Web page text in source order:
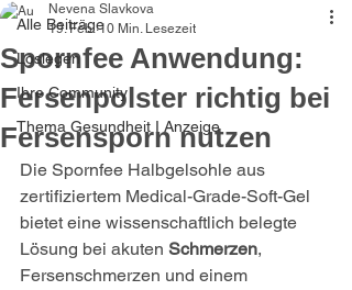
Alle Beiträge
Loslegen
Ihre Community
Thema Gesundheit I Anzeige
Spornfee Anwendung:
Fersenpolster richtig bei
Fersensporn nutzen
Nevena Slavkova
19. Feb. 10 Min. Lesezeit
Die Spornfee Halbgelsohle aus
zertifiziertem Medical-Grade-Soft-Gel
bietet eine wissenschaftlich belegte
Lösung bei akuten Schmerzen,
Fersenschmerzen und einem